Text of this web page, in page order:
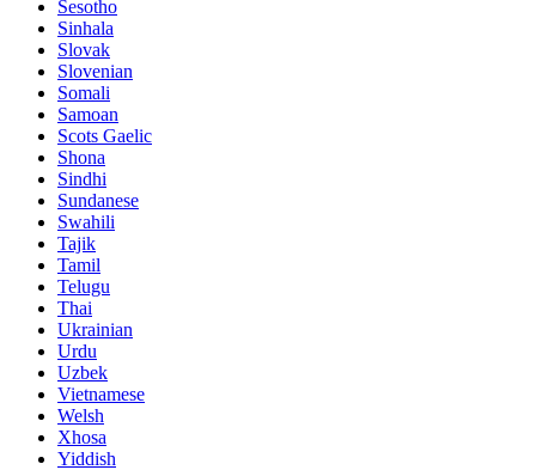
Sesotho
Sinhala
Slovak
Slovenian
Somali
Samoan
Scots Gaelic
Shona
Sindhi
Sundanese
Swahili
Tajik
Tamil
Telugu
Thai
Ukrainian
Urdu
Uzbek
Vietnamese
Welsh
Xhosa
Yiddish